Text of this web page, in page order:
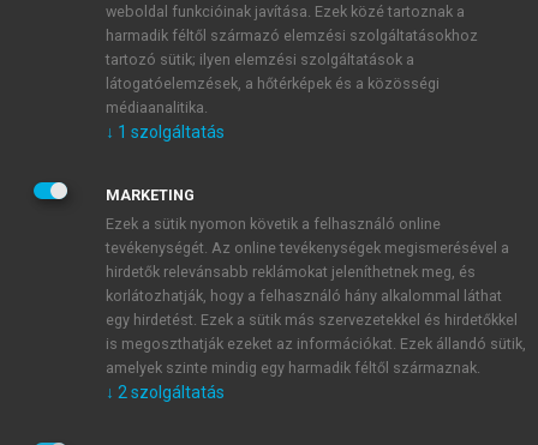
E-MAIL-CÍM
JELSZÓ
JELSZÓ ÚJRA
Kérek értesítést a MeRSZ újdonságairól, akcióiról.
Kérek értesítést az Akadémiai Kiadó Zrt. újdonságairól,
weboldal funkcióinak javítása. Ezek közé tartoznak a
harmadik féltől származó elemzési szolgáltatásokhoz
tartozó sütik; ilyen elemzési szolgáltatások a
látogatóelemzések, a hőtérképek és a közösségi
médiaanalitika.
↓ 1 szolgáltatás
MARKETING
Ezek a sütik nyomon követik a felhasználó online
tevékenységét. Az online tevékenységek megismerésével a
hirdetők relevánsabb reklámokat jeleníthetnek meg, és
korlátozhatják, hogy a felhasználó hány alkalommal láthat
egy hirdetést. Ezek a sütik más szervezetekkel és hirdetőkkel
is megoszthatják ezeket az információkat. Ezek állandó sütik,
amelyek szinte mindig egy harmadik féltől származnak.
↓ 2 szolgáltatás